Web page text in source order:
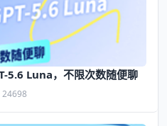
5.6 Luna，不限次数随便聊
24698